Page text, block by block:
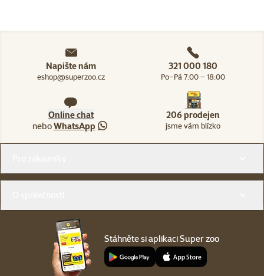
Napište nám
eshop@superzoo.cz
321 000 180
Po–Pá 7:00 – 18:00
Online chat
neboWhatsApp
206 prodejen
jsme vám blízko
Stáhněte si aplikaci Super zoo